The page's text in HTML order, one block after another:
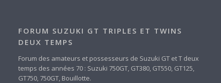
FORUM SUZUKI GT TRIPLES ET TWINS
DEUX TEMPS
Forum des amateurs et possesseurs de Suzuki GT et T deux
temps des années 70 : Suzuki 750GT, GT380, GT550, GT125,
GT750, 750GT, Bouillotte.